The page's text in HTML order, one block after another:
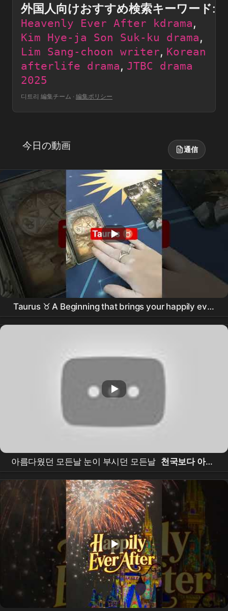
外国人向けおすすめ検索キーワード:
Heavenly Ever After kdrama,
Kim Hye-ja Son Suk-ku drama,
Lim Sang-choon writer, Korean
afterlife drama, JTBC drama
2025
디트리 編集チーム · 編集ポリシー
今日の動画 通信
Taurus ♉️ A Beginning that brings your happily ever
after!"#taurustarotreading
아름다웠던 모든날 눈이 부시던 모든날 천국보다 아름
다운 울대장 목소리로